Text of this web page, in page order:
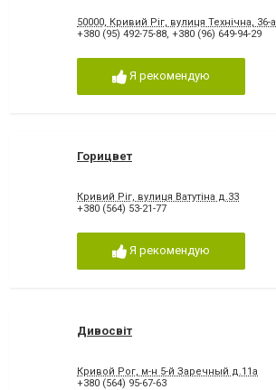
50000, Кривий Ріг, вулиця Технічна, 36-а
+380 (95) 492-75-88, +380 (96) 649-94-29
Я рекомендую
Горицвет
Кривий Ріг, вулиця Ватутіна д.33
+380 (564) 53-21-77
Я рекомендую
Дивосвіт
Кривой Рог, м-н 5-й Заречный д.11а
+380 (564) 95-67-63